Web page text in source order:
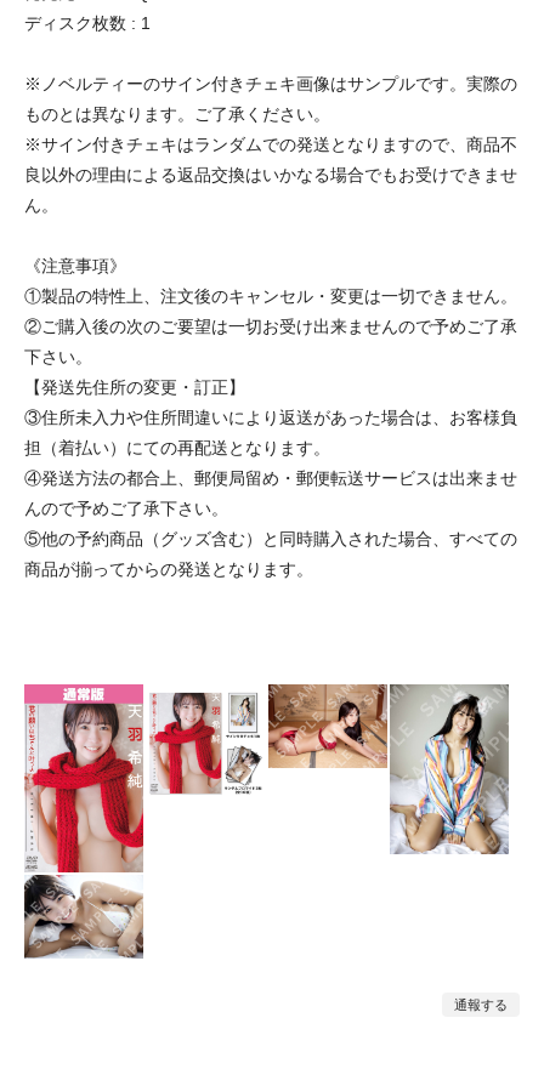
ディスク枚数 : 1
※ノベルティーのサイン付きチェキ画像はサンプルです。実際の
ものとは異なります。ご了承ください。
※サイン付きチェキはランダムでの発送となりますので、商品不
良以外の理由による返品交換はいかなる場合でもお受けできませ
ん。
《注意事項》
①製品の特性上、注文後のキャンセル・変更は一切できません。
②ご購入後の次のご要望は一切お受け出来ませんので予めご了承
下さい。
【発送先住所の変更・訂正】
③住所未入力や住所間違いにより返送があった場合は、お客様負
担（着払い）にての再配送となります。
④発送方法の都合上、郵便局留め・郵便転送サービスは出来ませ
んので予めご了承下さい。
⑤他の予約商品（グッズ含む）と同時購入された場合、すべての
商品が揃ってからの発送となります。
通報する